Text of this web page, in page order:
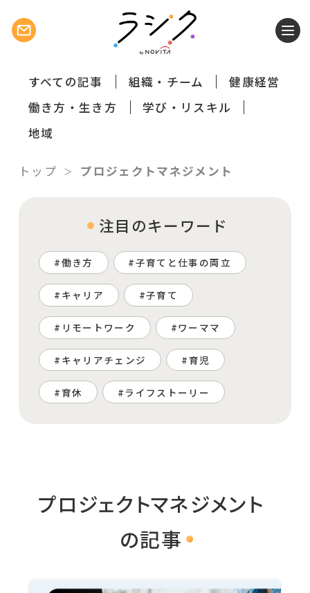
すべての記事 組織・チーム
健康経営
働き方・生き方
学び・リスキル
地域
トップ プロジェクトマネジメント
注目のキーワード
働き方 子育てと仕事の両立
キャリア 子育て
リモートワーク ワーママ
キャリアチェンジ 育児
育休 ライフストーリー
プロジェクトマネジメント
の記事